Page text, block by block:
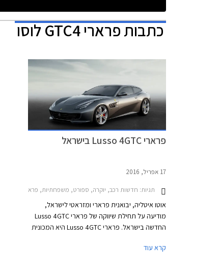
כתבותפרארי GTC4 לוסו
פרארי Lusso 4GTC בישראל
17 אפריל, 2016
תגיות: חדשות רכב, יוקרה, ספורט, משפחתיות, פראריפרארי GTC4 לוסו 2017-2020
אוטו איטליה, יבואנית פרארי ומזראטי לישראל,
מודיעה על תחילת שיווקה של פרארי Lusso 4GTC
החדשה בישראל. פרארי Lusso 4GTC היא המכונית
קרא עוד